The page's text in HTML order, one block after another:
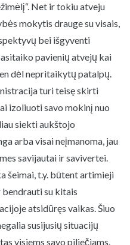
Net ir tokiu atveju
mokytis drauge su visais,
bei išgyventi
pavienių atvejų kai
dėl nepritaikytų patalpų.
turi teisę skirti
izoliuoti savo mokinį nuo
siekti aukštojo
arba visai neįmanoma, jau
savijautai ir savivertei.
šeimai, t.y. būtent artimieji
su kitais
atsidūręs vaikas. Šiuo
susijusių situacijų
visiems savo piliečiams.